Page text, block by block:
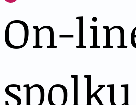
On-
spolku